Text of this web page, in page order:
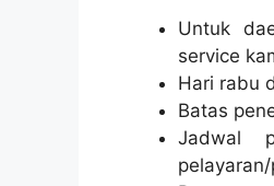
Untuk
service
Hari rabu
Batas
Jadwal